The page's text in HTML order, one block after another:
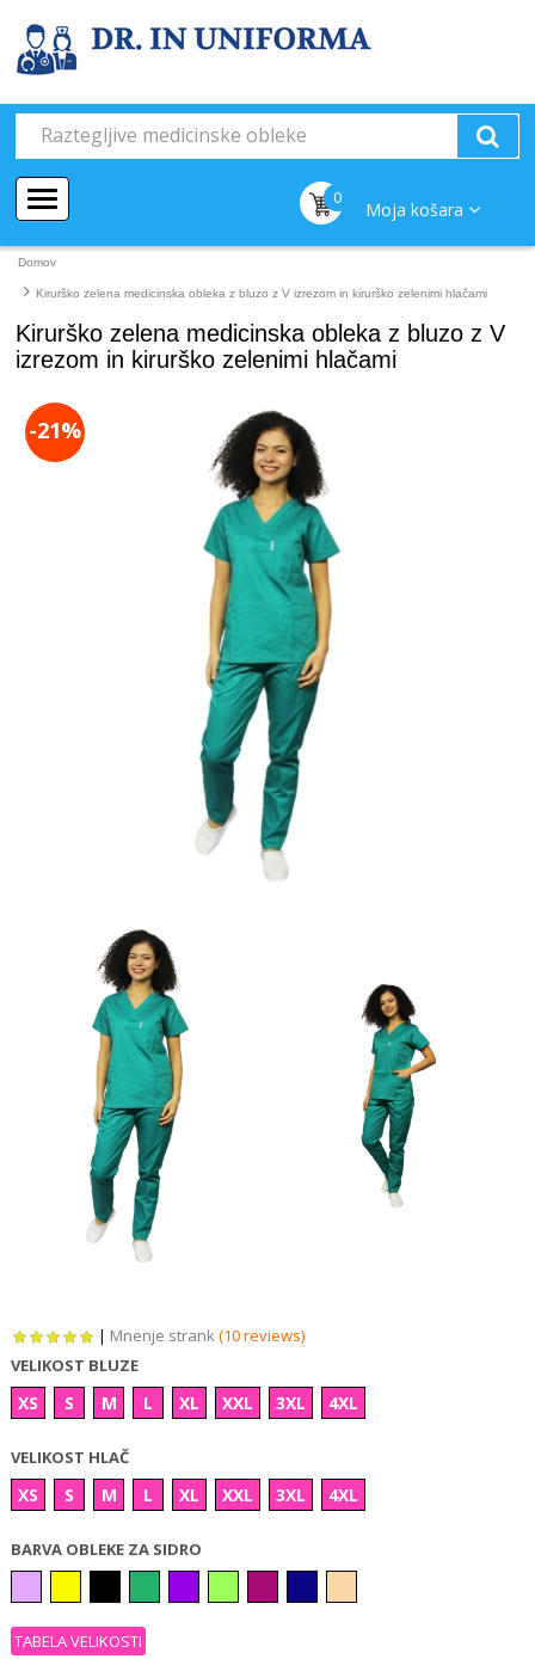
0
Moja košara
Domov
Kirurško zelena medicinska obleka z bluzo z V izrezom in kirurško zelenimi hlačami
Kirurško zelena medicinska obleka z bluzo z V
izrezom in kirurško zelenimi hlačami
-21%
| Mnenje strank(10 reviews)
VELIKOST BLUZE
XS S M L XL XXL 3XL 4XL
VELIKOST HLAČ
XS S M L XL XXL 3XL 4XL
BARVA OBLEKE ZA SIDRO
TABELA VELIKOSTI